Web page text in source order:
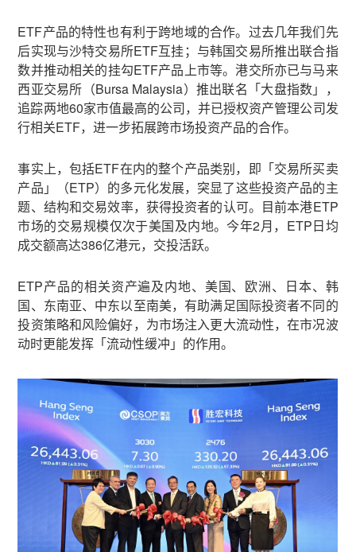
ETF产品的特性也有利于跨地域的合作。过去几年我们先
后实现与沙特交易所ETF互挂；与韩国交易所推出联合指
数并推动相关的挂勾ETF产品上市等。港交所亦已与马来
西亚交易所（Bursa Malaysia）推出联名「大盘指数」，
追踪两地60家市值最高的公司，并已授权资产管理公司发
行相关ETF，进一步拓展跨市场投资产品的合作。
事实上，包括ETF在内的整个产品类别，即「交易所买卖
产品」（ETP）的多元化发展，突显了这些投资产品的主
题、结构和交易效率，获得投资者的认可。目前本港ETP
市场的交易规模仅次于美国及内地。今年2月，ETP日均
成交额高达386亿港元，交投活跃。
ETP产品的相关资产遍及内地、美国、欧洲、日本、韩
国、东南亚、中东以至南美，有助满足国际投资者不同的
投资策略和风险偏好，为市场注入更大流动性，在市况波
动时更能发挥「流动性缓冲」的作用。